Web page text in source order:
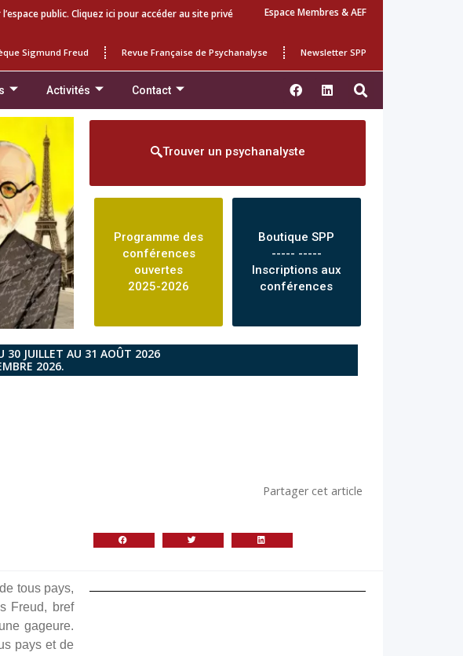
public. Cliquez ici pour accéder au site privé Espace Membres & AEF
Sigmund Freud Revue Française de Psychanalyse Newsletter SPP
Activités Contact
Trouver un psychanalyste
Programme des
conférences
ouvertes
2025-2026
Boutique SPP
----- -----
Inscriptions aux
conférences
30 JUILLET AU 31 AOÛT 2026
2026.
Partager cet article
tous pays,
Freud, bref
gageure.
pays et de